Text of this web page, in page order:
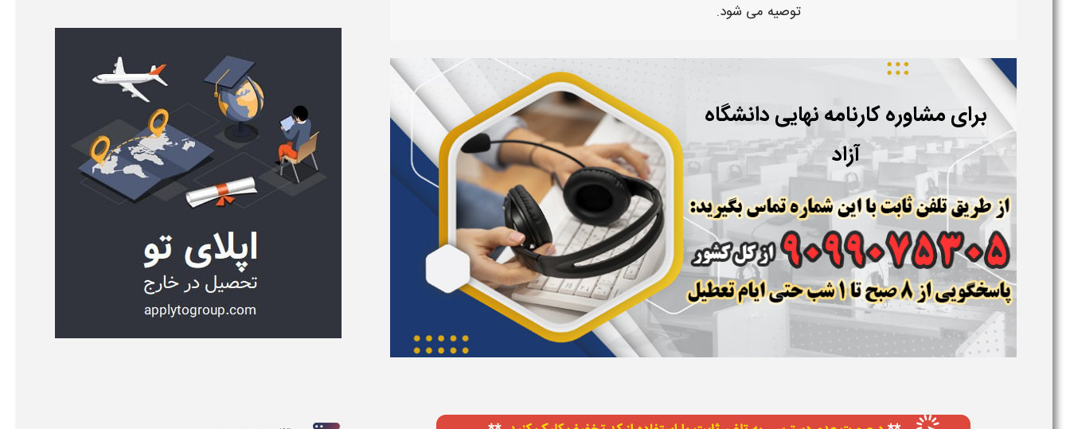
توصیه می‌ شود.
برای مشاوره کارنامه نهایی دانشگاه
آزاد